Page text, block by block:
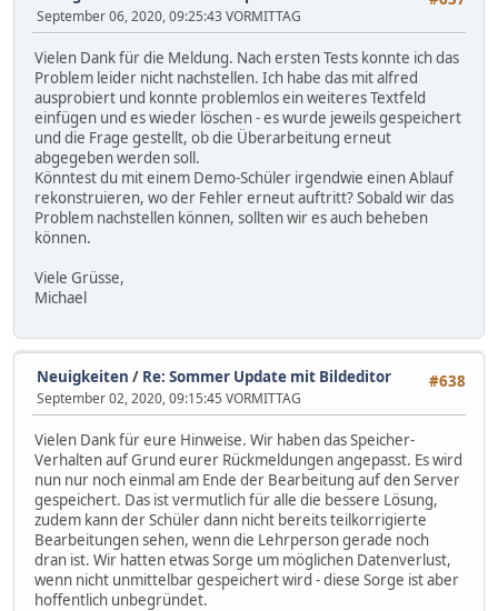
September 06, 2020, 09:25:43 VORMITTAG
Vielen Dank für die Meldung. Nach ersten Tests konnte ich das
Problem leider nicht nachstellen. Ich habe das mit alfred
ausprobiert und konnte problemlos ein weiteres Textfeld
einfügen und es wieder löschen - es wurde jeweils gespeichert
und die Frage gestellt, ob die Überarbeitung erneut
abgegeben werden soll.
Könntest du mit einem Demo-Schüler irgendwie einen Ablauf
rekonstruieren, wo der Fehler erneut auftritt? Sobald wir das
Problem nachstellen können, sollten wir es auch beheben
können.
Viele Grüsse,
Michael
#638
Neuigkeiten / Re: Sommer Update mit Bildeditor
September 02, 2020, 09:15:45 VORMITTAG
Vielen Dank für eure Hinweise. Wir haben das Speicher-
Verhalten auf Grund eurer Rückmeldungen angepasst. Es wird
nun nur noch einmal am Ende der Bearbeitung auf den Server
gespeichert. Das ist vermutlich für alle die bessere Lösung,
zudem kann der Schüler dann nicht bereits teilkorrigierte
Bearbeitungen sehen, wenn die Lehrperson gerade noch
dran ist. Wir hatten etwas Sorge um möglichen Datenverlust,
wenn nicht unmittelbar gespeichert wird - diese Sorge ist aber
hoffentlich unbegründet.